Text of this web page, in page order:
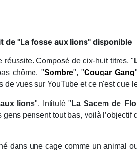
de "La fosse aux lions" disponible
réussite. Composé de dix-huit titres, "
chômé. "Sombre", "Cougar Gang
vues sur YouTube et ce n'est que
lions". Intitulé " La Sacem de
pensent tout bas, voilà
dans une cage comme un animal